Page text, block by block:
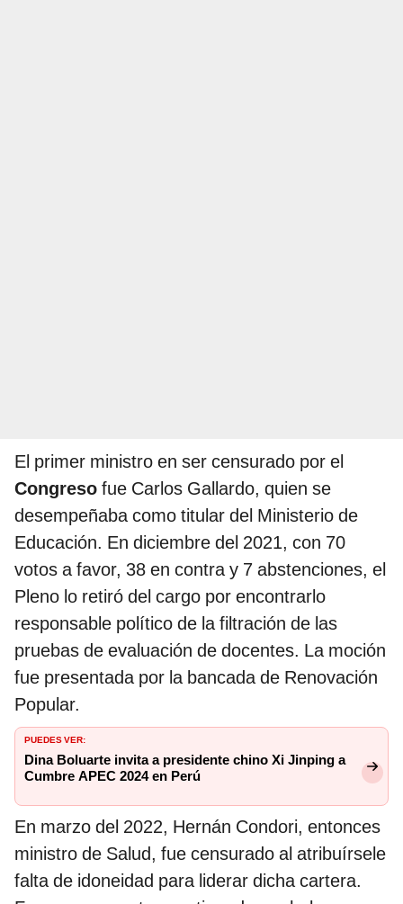
El primer ministro en ser censurado por el
Congreso fue Carlos Gallardo, quien se
desempeñaba como titular del Ministerio de
Educación. En diciembre del 2021, con 70
votos a favor, 38 en contra y 7 abstenciones, el
Pleno lo retiró del cargo por encontrarlo
responsable político de la filtración de las
pruebas de evaluación de docentes. La moción
fue presentada por la bancada de Renovación
Popular.
PUEDES VER:
Dina Boluarte invita a presidente chino Xi Jinping a
Cumbre APEC 2024 en Perú
En marzo del 2022, Hernán Condori, entonces
ministro de Salud, fue censurado al atribuírsele
falta de idoneidad para liderar dicha cartera.